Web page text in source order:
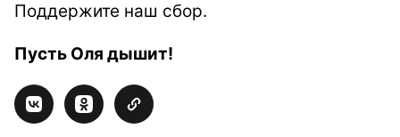
Поддержите наш сбор.
Пусть Оля дышит!